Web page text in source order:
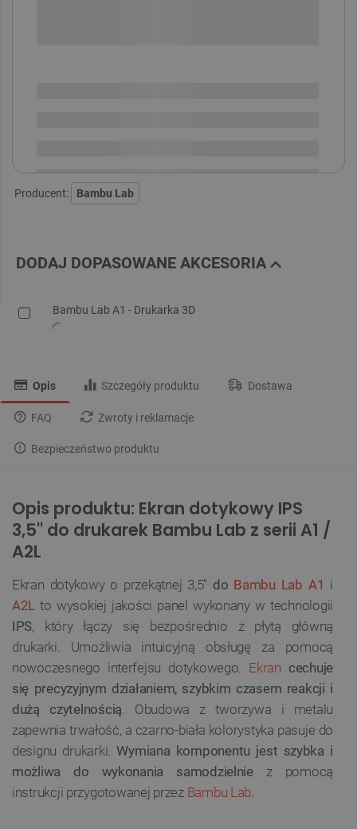
Producent: Bambu Lab
DODAJ DOPASOWANE AKCESORIA
Bambu Lab A1 - Drukarka 3D
Opis Szczegóły produktu Dostawa
FAQ Zwroty i reklamacje
Bezpieczeństwo produktu
Opis produktu: Ekran dotykowy IPS
3,5'' do drukarek Bambu Lab z serii A1 /
A2L
Ekran dotykowy o przekątnej 3,5'' do Bambu Lab A1 i
A2L to wysokiej jakości panel wykonany w technologii
IPS, który łączy się bezpośrednio z płytą główną
drukarki. Umożliwia intuicyjną obsługę za pomocą
nowoczesnego interfejsu dotykowego. Ekran cechuje
się precyzyjnym działaniem, szybkim czasem reakcji i
dużą czytelnością. Obudowa z tworzywa i metalu
zapewnia trwałość, a czarno-biała kolorystyka pasuje do
designu drukarki.Wymiana komponentu jest szybka i
możliwa do wykonania samodzielniez pomocą
instrukcji przygotowanej przez Bambu Lab.